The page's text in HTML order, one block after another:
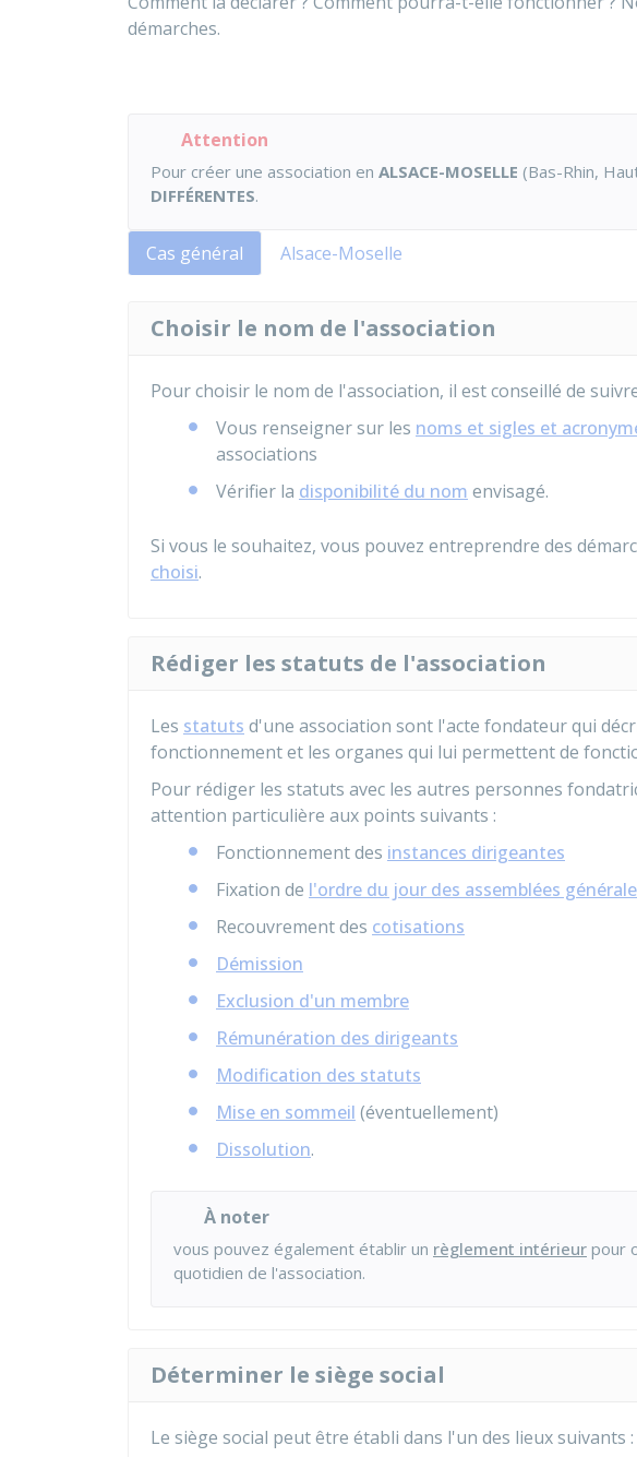
démarches.
Attention
Pour créer une association en ALSACE-MOSELLE (Bas-Rhin,
DIFFÉRENTES.
Cas général Alsace-Moselle
Choisir le nom de l'association
Pour choisir le nom de l'association, il est conseillé de
Vous renseigner sur les noms et sigles et
associations
Vérifier la disponibilité du nom envisagé.
Si vous le souhaitez, vous pouvez entreprendre des
choisi.
Rédiger les statuts de l'association
Les statuts d'une association sont l'acte fondateur qui
fonctionnement et les organes qui lui permettent de
Pour rédiger les statuts avec les autres personnes
attention particulière aux points suivants :
Fonctionnement des instances dirigeantes
Fixation de l'ordre du jour des assemblées
Recouvrement des cotisations
Démission
Exclusion d'un membre
Rémunération des dirigeants
Modification des statuts
Mise en sommeil (éventuellement)
Dissolution.
À noter
vous pouvez également établir un règlement intérieur pour
quotidien de l'association.
Déterminer le siège social
Le siège social peut être établi dans l'un des lieux suivants :